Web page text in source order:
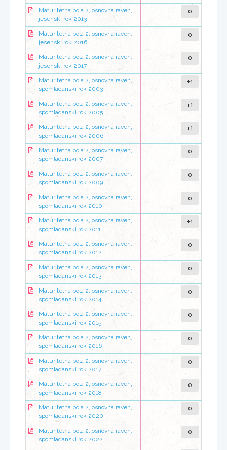
Maturitetna pola 2, osnovna raven,
jesenski rok 2013
0
Maturitetna pola 2, osnovna raven,
jesenski rok 2016
0
Maturitetna pola 2, osnovna raven,
jesenski rok 2017
0
Maturitetna pola 2, osnovna raven,
spomladanski rok 2003
+1
Maturitetna pola 2, osnovna raven,
spomladanski rok 2005
+1
Maturitetna pola 2, osnovna raven,
spomladanski rok 2006
+1
Maturitetna pola 2, osnovna raven,
spomladanski rok 2007
0
Maturitetna pola 2, osnovna raven,
spomladanski rok 2009
0
Maturitetna pola 2, osnovna raven,
spomladanski rok 2010
0
Maturitetna pola 2, osnovna raven,
spomladanski rok 2011
+1
Maturitetna pola 2, osnovna raven,
spomladanski rok 2012
0
Maturitetna pola 2, osnovna raven,
spomladanski rok 2013
0
Maturitetna pola 2, osnovna raven,
spomladanski rok 2014
0
Maturitetna pola 2, osnovna raven,
spomladanski rok 2015
0
Maturitetna pola 2, osnovna raven,
spomladanski rok 2016
0
Maturitetna pola 2, osnovna raven,
spomladanski rok 2017
0
Maturitetna pola 2, osnovna raven,
spomladanski rok 2018
0
Maturitetna pola 2, osnovna raven,
spomladanski rok 2020
0
Maturitetna pola 2, osnovna raven,
spomladanski rok 2022
0